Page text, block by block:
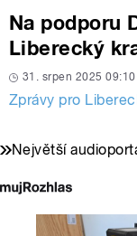
Na podporu
Liberecký
31. srpen 2025 09:10
Zprávy pro
Největší